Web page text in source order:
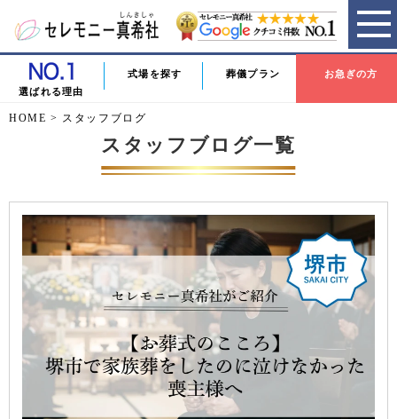
選ばれる理由
式場を探す 葬儀プラン お急ぎの方
HOME > スタッフブログ
スタッフブログ一覧